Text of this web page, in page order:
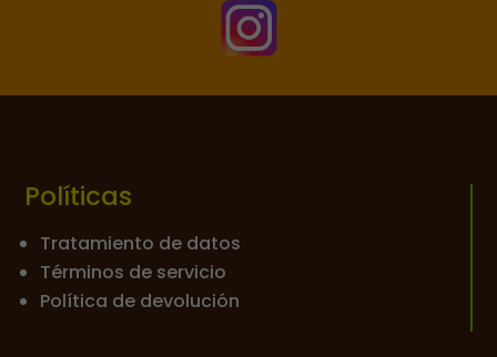

Políticas
Tratamiento de datos
Términos de servicio
Política de devolución